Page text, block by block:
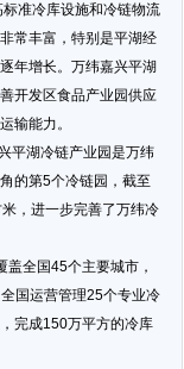
准冷库设施和冷链物流
常丰富，特别是平湖经
年增长。万纬嘉兴平湖
开发区食品产业园供应
输能力。
平湖冷链产业园是万纬
的第5个冷链园，截至
，进一步完善了万纬冷
全国45个主要城市，
国运营管理25个专业冷
完成150万平方的冷库